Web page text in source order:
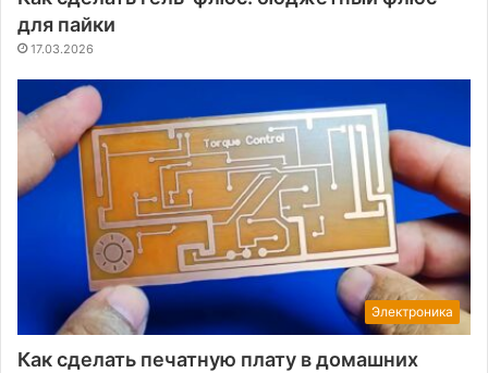
для пайки
17.03.2026
Электроника
Как сделать печатную плату в домашних